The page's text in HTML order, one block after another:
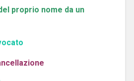
proprio nome da un